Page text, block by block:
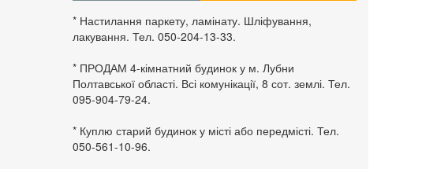
* Настилання паркету, ламінату. Шліфування,
лакування. Тел. 050-204-13-33.
* ПРОДАМ 4-кімнатний будинок у м. Лубни
Полтавської області. Всі комунікації, 8 сот. землі. Тел.
095-904-79-24.
* Куплю старий будинок у місті або передмісті. Тел.
050-561-10-96.